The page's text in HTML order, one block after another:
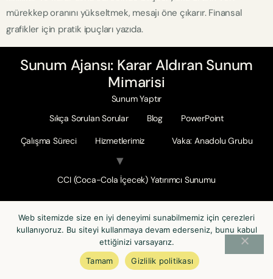
mürekkep oranını yükseltmek, mesajı öne çıkarır. Finansal
grafikler için pratik ipuçları yazıda.
Sunum Ajansı: Karar Aldıran Sunum
Mimarisi
Sunum Yaptır
Sıkça Sorulan Sorular
Blog PowerPoint
Çalışma Süreci Hizmetlerimiz Vaka: Anadolu Grubu
CCI (Coca-Cola İçecek) Yatırımcı Sunumu
Web sitemizde size en iyi deneyimi sunabilmemiz için çerezleri
kullanıyoruz. Bu siteyi kullanmaya devam ederseniz, bunu kabul
ettiğinizi varsayarız.
Tamam
Gizlilik politikası